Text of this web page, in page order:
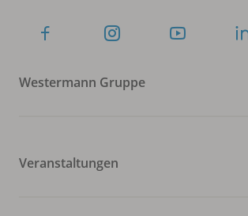
Westermann Gruppe
Veranstaltungen